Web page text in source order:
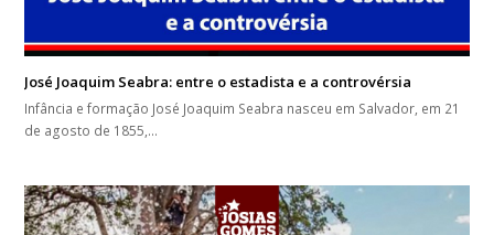
José Joaquim Seabra: entre o estadista e a controvérsia
Infância e formação José Joaquim Seabra nasceu em Salvador, em 21
de agosto de 1855,…